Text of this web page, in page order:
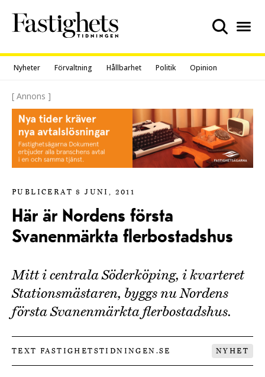
content
Nyheter Förvaltning Hållbarhet Politik Opinion
[ Annons ]
PUBLICERAT 8 JUNI, 2011
Här är Nordens första
Svanenmärkta flerbostadshus
Mitt i centrala Söderköping, i kvarteret
Stationsmästaren, byggs nu Nordens
första Svanenmärkta flerbostadshus.
TEXT FASTIGHETSTIDNINGEN.SE NYHET